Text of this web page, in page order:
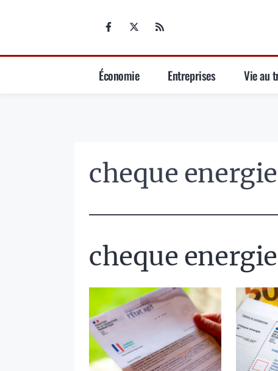
Économie Entreprises Vie au
cheque energie
cheque energie